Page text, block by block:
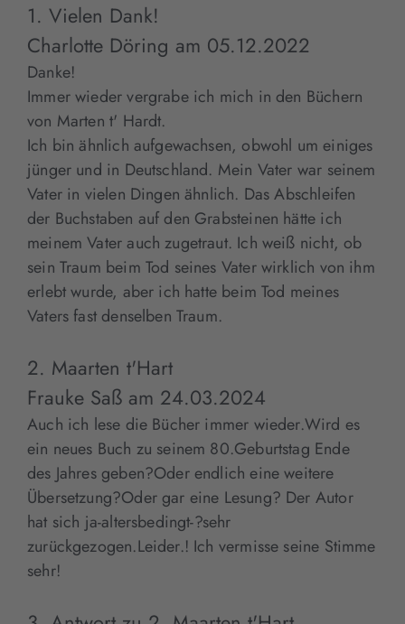
1. Vielen Dank!
Charlotte Döring am 05.12.2022
Danke!
Immer wieder vergrabe ich mich in den Büchern
von Marten t' Hardt.
Ich bin ähnlich aufgewachsen, obwohl um einiges
jünger und in Deutschland. Mein Vater war seinem
Vater in vielen Dingen ähnlich. Das Abschleifen
der Buchstaben auf den Grabsteinen hätte ich
meinem Vater auch zugetraut. Ich weiß nicht, ob
sein Traum beim Tod seines Vater wirklich von ihm
erlebt wurde, aber ich hatte beim Tod meines
Vaters fast denselben Traum.
2. Maarten t'Hart
Frauke Saß am 24.03.2024
Auch ich lese die Bücher immer wieder.Wird es
ein neues Buch zu seinem 80.Geburtstag Ende
des Jahres geben?Oder endlich eine weitere
Übersetzung?Oder gar eine Lesung? Der Autor
hat sich ja-altersbedingt-?sehr
zurückgezogen.Leider.! Ich vermisse seine Stimme
sehr!